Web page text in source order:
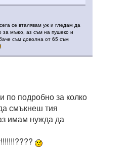
се вталявам уж и гледам да
за мъжо, аз съм на пушеко и
съм доволна от 65 съм
по подробно за колко
смъкнеш тия
имам нужда да